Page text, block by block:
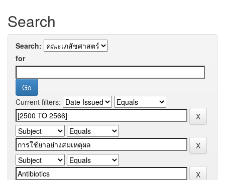
Search
Search:
for
Current filters: